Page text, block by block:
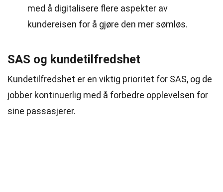
med å digitalisere flere aspekter av
kundereisen for å gjøre den mer sømløs.
SAS og kundetilfredshet
Kundetilfredshet er en viktig prioritet for SAS, og de
jobber kontinuerlig med å forbedre opplevelsen for
sine passasjerer.